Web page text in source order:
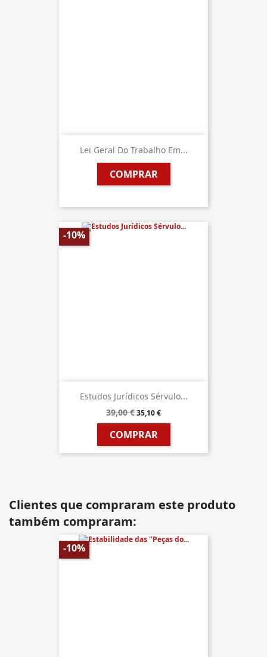
Lei Geral Do Trabalho Em...
COMPRAR
Estudos Jurídicos Sérvulo...
39,00 €35,10 €
COMPRAR
-10%
Clientes que compraram este produto
também compraram:
-10%